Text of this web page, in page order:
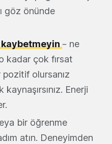
göz önünde
– ne
kadar çok fırsat
olursanız
Enerji
bir öğrenme
atın. Deneyimden